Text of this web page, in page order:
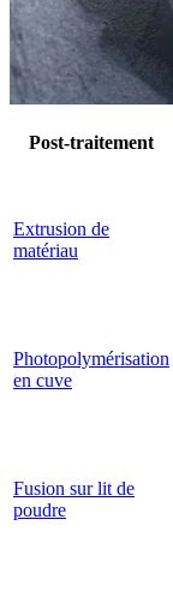
Post-traitement
Extrusion de
matériau
Photopolymérisation
en cuve
Fusion sur lit de
poudre